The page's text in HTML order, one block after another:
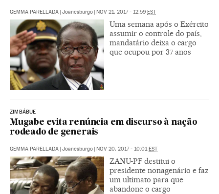
GEMMA PARELLADA | Joanesburgo | NOV 21, 2017 - 12:59 EST
Uma semana após o Exército
assumir o controle do país,
mandatário deixa o cargo
que ocupou por 37 anos
ZIMBÁBUE
Mugabe evita renúncia em discurso à nação
rodeado de generais
GEMMA PARELLADA | Joanesburgo | NOV 20, 2017 - 10:01EST
ZANU-PF destitui o
presidente nonagenário e faz
um ultimato para que
abandone o cargo